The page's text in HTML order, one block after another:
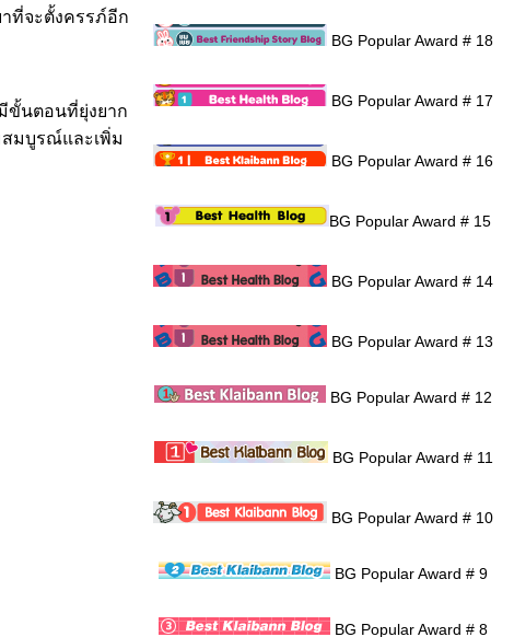
ที่จะตั้งครรภ์อีก
ขั้นตอนที่ยุ่งยาก
สมบูรณ์และเพิ่ม
BG Popular Award # 18
BG Popular Award # 17
BG Popular Award # 16
BG Popular Award # 15
BG Popular Award # 14
BG Popular Award # 13
BG Popular Award # 12
BG Popular Award # 11
BG Popular Award # 10
BG Popular Award # 9
BG Popular Award # 8